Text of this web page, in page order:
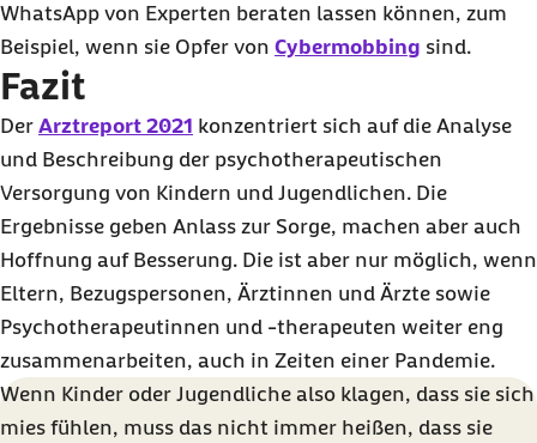
WhatsApp von Experten beraten lassen können, zum
Beispiel, wenn sie Opfer von Cybermobbing sind.
Fazit
Der Arztreport 2021 konzentriert sich auf die Analyse
und Beschreibung der psychotherapeutischen
Versorgung von Kindern und Jugendlichen. Die
Ergebnisse geben Anlass zur Sorge, machen aber auch
Hoffnung auf Besserung. Die ist aber nur möglich, wenn
Eltern, Bezugspersonen, Ärztinnen und Ärzte sowie
Psychotherapeutinnen und -therapeuten weiter eng
zusammenarbeiten, auch in Zeiten einer Pandemie.
Wenn Kinder oder Jugendliche also klagen, dass sie sich
mies fühlen, muss das nicht immer heißen, dass sie